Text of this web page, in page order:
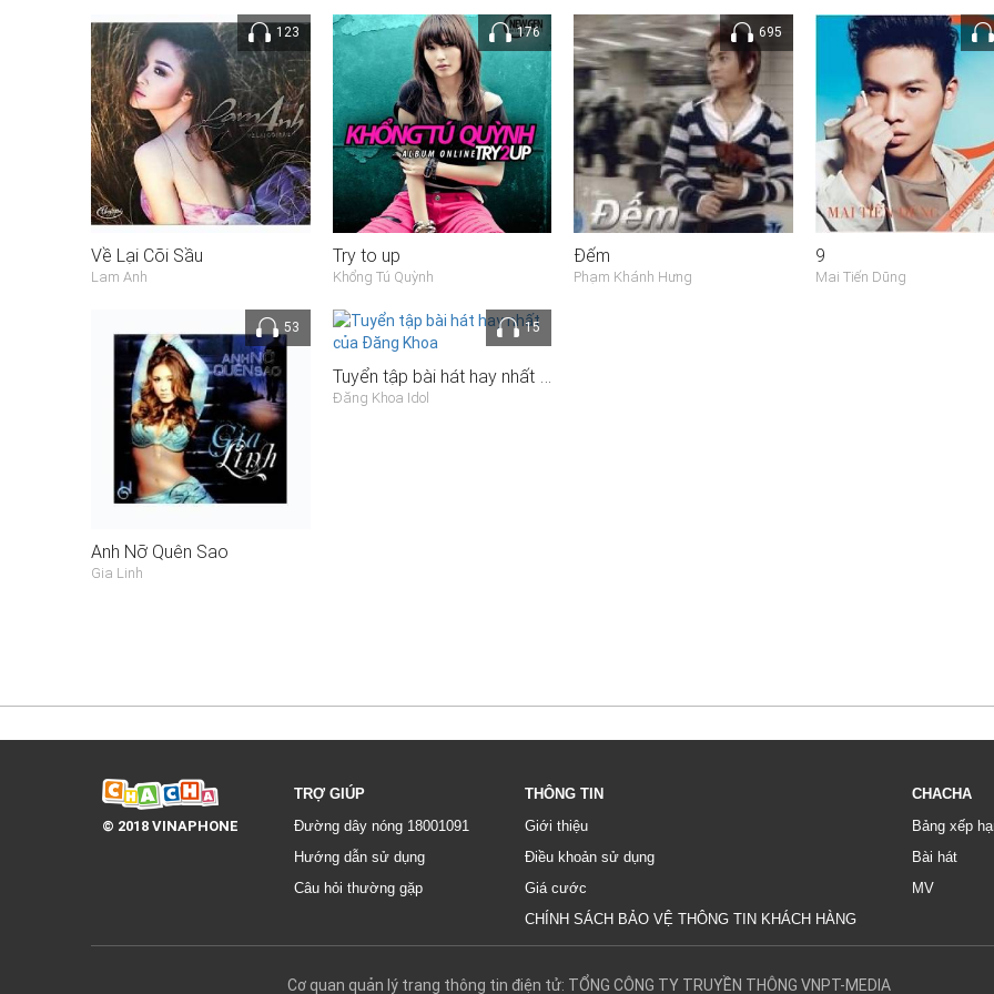
123
Về Lại Cõi Sầu
Lam Anh
176
Try to up
Khổng Tú Quỳnh
695
Đếm
Phạm Khánh Hưng
9
Mai Tiến Dũng
53
Anh Nỡ Quên Sao
Gia Linh
15
Tuyển tập bài hát hay nhất của Đăng Khoa
Đăng Khoa Idol
© 2018 VINAPHONE
TRỢ GIÚP
Đường dây nóng 18001091
Hướng dẫn sử dụng
Câu hỏi thường gặp
THÔNG TIN
Giới thiệu
Điều khoản sử dụng
Giá cước
CHÍNH SÁCH BẢO VỆ THÔNG TIN KHÁCH HÀNG
CHACHA
Bảng xếp
Bài hát
MV
Cơ quan quản lý trang thông tin điện tử: TỔNG CÔNG TY TRUYỀN THÔNG VNPT-MEDIA